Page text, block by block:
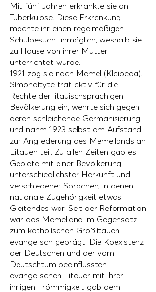
Mit fünf Jahren erkrankte sie an
Tuberkulose. Diese Erkrankung
machte ihr einen regelmäßigen
Schulbesuch unmöglich, weshalb sie
zu Hause von ihrer Mutter
unterrichtet wurde.
1921 zog sie nach Memel (Klaipėda).
Simonaitytė trat aktiv für die
Rechte der litauischsprachigen
Bevölkerung ein, wehrte sich gegen
deren schleichende Germanisierung
und nahm 1923 selbst am Aufstand
zur Angliederung des Memellands an
Litauen teil. Zu allen Zeiten gab es
Gebiete mit einer Bevölkerung
unterschiedlichster Herkunft und
verschiedener Sprachen, in denen
nationale Zugehörigkeit etwas
Gleitendes war. Seit der Reformation
war das Memelland im Gegensatz
zum katholischen Großlitauen
evangelisch geprägt. Die Koexistenz
der Deutschen und der vom
Deutschtum beeinflussten
evangelischen Litauer mit ihrer
innigen Frömmigkeit gab dem